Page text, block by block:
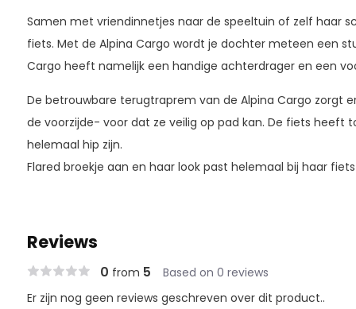
Samen met vriendinnetjes naar de speeltuin of zelf haar
fiets. Met de Alpina Cargo wordt je dochter meteen een
Cargo heeft namelijk een handige achterdrager en een
De betrouwbare terugtraprem van de Alpina Cargo zorgt
de voorzijde- voor dat ze veilig op pad kan. De fiets heeft
helemaal hip zijn.
Flared broekje aan en haar look past helemaal bij haar
Reviews
0 from 5
Based on 0 reviews
Er zijn nog geen reviews geschreven over dit product..